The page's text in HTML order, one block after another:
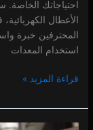
احتياجاتك الخاصة.
الأعطال
المحترفين خبرة
استخدام المعدات
قراءة المزيد »